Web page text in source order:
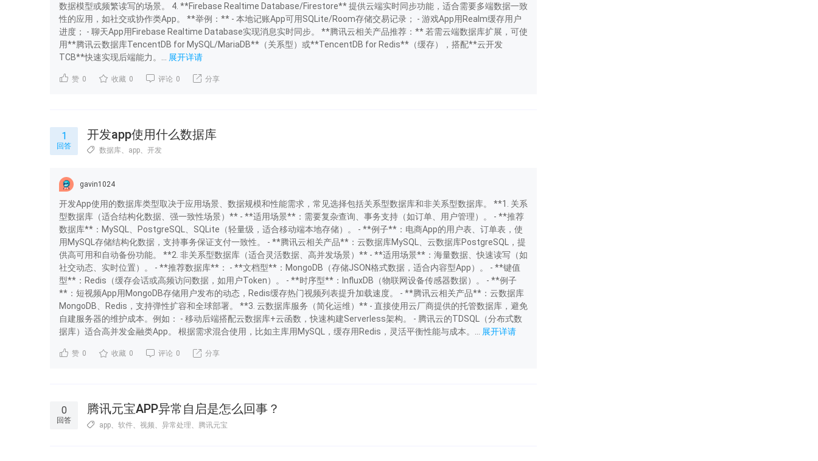
数据模型或频繁读写的场景。 4. **Firebase Realtime Database/Firestore** 提供云端实时同步功能，适合需要多端数据一致
性的应用，如社交或协作类App。 **举例：** - 本地记账App可用SQLite/Room存储交易记录； - 游戏App用Realm缓存用户
进度； - 聊天App用Firebase Realtime Database实现消息实时同步。 **腾讯云相关产品推荐：** 若需云端数据库扩展，可使
用**腾讯云数据库TencentDB for MySQL/MariaDB**（关系型）或**TencentDB for Redis**（缓存），搭配**云开发
TCB**快速实现后端能力。...
展开详请
赞 0 收藏 0 评论 0 分享
开发app使用什么数据库
1
回答
数据库、 app、 开发
gavin1024
开发App使用的数据库类型取决于应用场景、数据规模和性能需求，常见选择包括关系型数据库和非关系型数据库。 **1. 关系
型数据库（适合结构化数据、强一致性场景）** - **适用场景**：需要复杂查询、事务支持（如订单、用户管理）。 - **推荐
数据库**：MySQL、PostgreSQL、SQLite（轻量级，适合移动端本地存储）。 - **例子**：电商App的用户表、订单表，使
用MySQL存储结构化数据，支持事务保证支付一致性。 - **腾讯云相关产品**：云数据库MySQL、云数据库PostgreSQL，提
供高可用和自动备份功能。 **2. 非关系型数据库（适合灵活数据、高并发场景）** - **适用场景**：海量数据、快速读写（如
社交动态、实时位置）。 - **推荐数据库**： - **文档型**：MongoDB（存储JSON格式数据，适合内容型App）。 - **键值
型**：Redis（缓存会话或高频访问数据，如用户Token）。 - **时序型**：InfluxDB（物联网设备传感器数据）。 - **例子
**：短视频App用MongoDB存储用户发布的动态，Redis缓存热门视频列表提升加载速度。 - **腾讯云相关产品**：云数据库
MongoDB、Redis，支持弹性扩容和全球部署。 **3. 云数据库服务（简化运维）** - 直接使用云厂商提供的托管数据库，避免
自建服务器的维护成本。例如： - 移动后端搭配云数据库+云函数，快速构建Serverless架构。 - 腾讯云的TDSQL（分布式数
据库）适合高并发金融类App。 根据需求混合使用，比如主库用MySQL，缓存用Redis，灵活平衡性能与成本。... 展开详请
赞 0 收藏 0 评论 0 分享
腾讯元宝APP异常自启是怎么回事？
0
回答
app、 软件、 视频、 异常处理、 腾讯元宝